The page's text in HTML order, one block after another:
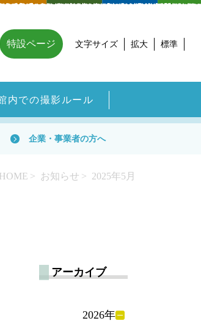
特設ページ 文字サイズ 拡大 標準
内での撮影ルール
企業・事業者の方へ
HOME お知らせ 2025年5月
アーカイブ
2026年